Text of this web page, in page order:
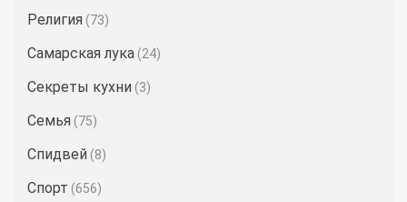
Религия (73)
Самарская лука (24)
Секреты кухни (3)
Семья (75)
Спидвей (8)
Спорт (656)